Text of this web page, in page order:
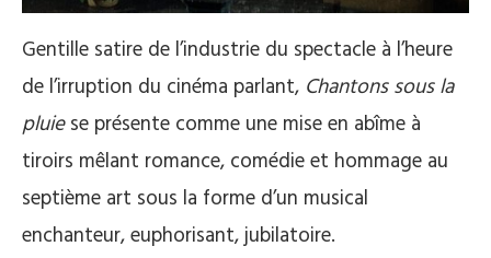
Gentille satire de l’industrie du spectacle à l’heure
de l’irruption du cinéma parlant, Chantons sous la
pluiese présente comme une mise en abîme à
tiroirs mêlant romance, comédie et hommage au
septième art sous la forme d’un musical
enchanteur, euphorisant, jubilatoire.